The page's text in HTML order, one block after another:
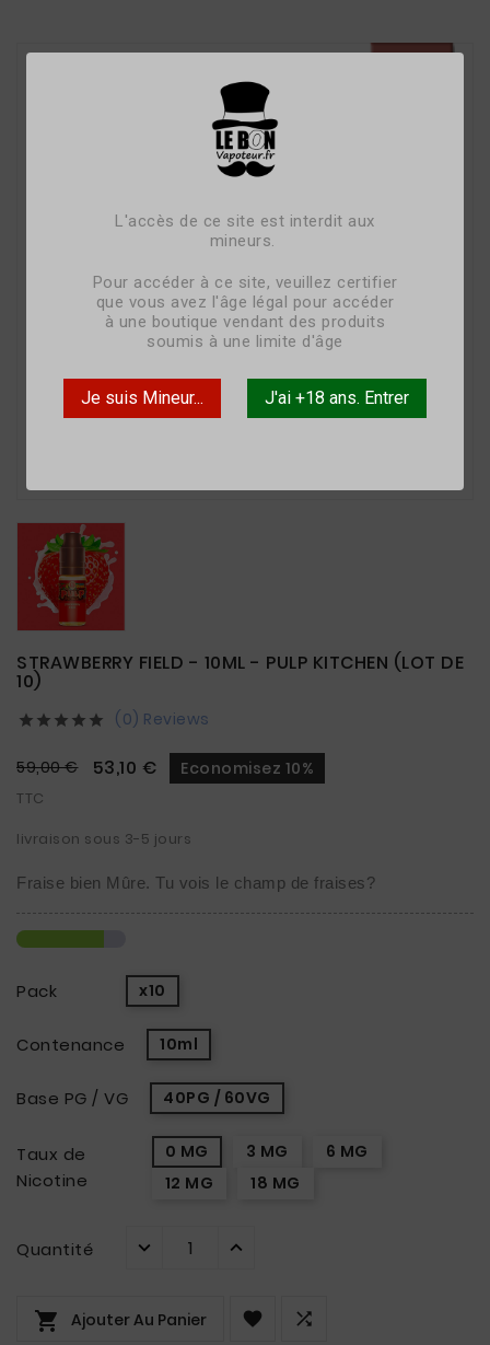
L'accès de ce site est interdit aux
mineurs.
Pour accéder à ce site, veuillez certifier
que vous avez l'âge légal pour accéder
à une boutique vendant des produits
soumis à une limite d'âge
Je suis Mineur... J'ai +18 ans. Entrer
STRAWBERRY FIELD - 10ML - PULP KITCHEN (LOT DE
10)
     (0) Reviews
59,00 € 53,10 € Economisez 10%
TTC
livraison sous 3-5 jours
Fraise bien Mûre. Tu vois le champ de fraises?
Pack x10
Contenance 10ml
Base PG / VG 40PG / 60VG
Taux de
Nicotine
0 MG 3 MG
6 MG
12 MG
18 MG
Quantité
 Ajouter Au Panier  